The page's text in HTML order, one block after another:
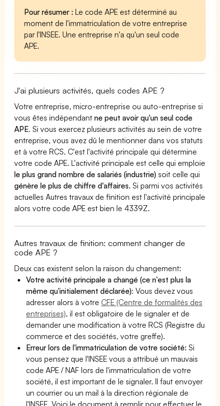
Pour résumer : Le code APE est déterminé au
moment de l'immatriculation de votre entreprise
par l'INSEE. Une entreprise n'a qu'un seul code
APE.
J'ai plusieurs activités, quels codes APE ?
Votre entreprise, micro-entreprise ou auto-entreprise si
vous êtes indépendantne peut avoir qu'un seul code
APE. Si vous exercez plusieurs activités au sein de votre
entreprise, vous avez dû le mentionner dans vos statuts
et à votre RCS. C'est l'activité principale qui détermine
votre code APE. L'activité principale est celle qui emploie
le plus grand nombre de salariés (industrie) soit celle qui
génère le plus de chiffre d'affaires. Si parmi vos activités
actuelles Autres travaux de finition est l'activité principale
alors votre code APE est bien le 4339Z.
Autres travaux de finition: comment changer de
code APE ?
Deux cas existent selon la raison du changement:
Votre activité principale a changé (ce n'est plus la
même qu'initialement déclarée): Vous devez vous
adresser alors à votre CFE (Centre de formalités des
entreprises), il est obligatoire de le signaler et de
demander une modification à votre RCS (Registre du
commerce et des sociétés, votre greffe).
Erreur lors de l'immatriculation de votre société:Si
vous pensez que l'INSEE vous a attribué un mauvais
code APE / NAF lors de l'immatriculation de votre
société, il est important de le signaler. Il faut envoyer
un courrier ou un mail à la direction régionale de
l'INSEE. Voici le document à remplir pour effectuer le